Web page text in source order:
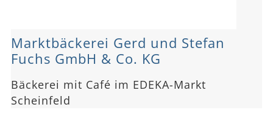
Marktbäckerei Gerd und Stefan
Fuchs GmbH & Co. KG
Bäckerei mit Café im EDEKA-Markt
Scheinfeld